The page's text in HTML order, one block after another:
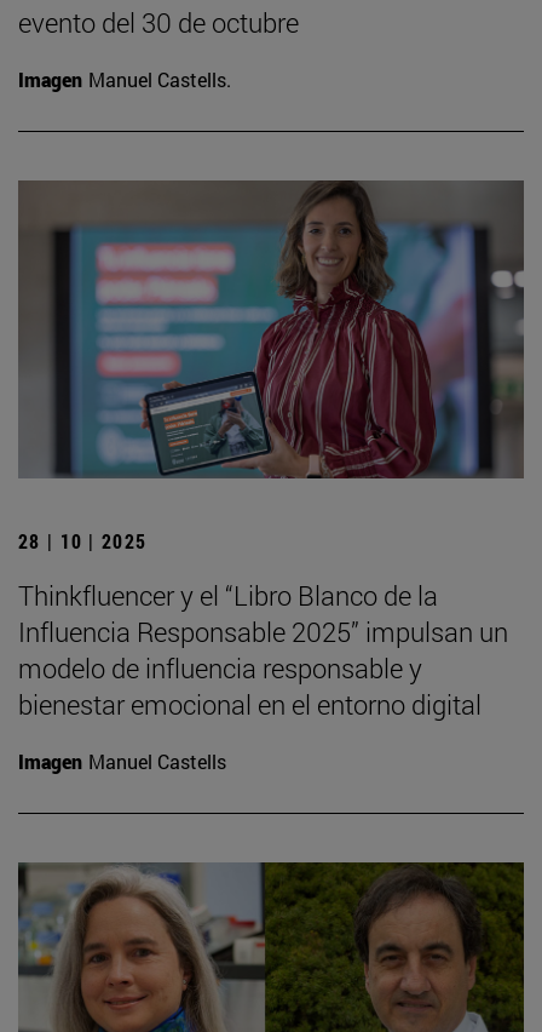
evento del 30 de octubre
Imagen Manuel Castells.
28 | 10 | 2025
Thinkfluencer y el “Libro Blanco de la
Influencia Responsable 2025” impulsan un
modelo de influencia responsable y
bienestar emocional en el entorno digital
Imagen Manuel Castells